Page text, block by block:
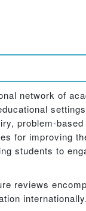
network of
problem-based
for improving
students to
reviews
internationally.